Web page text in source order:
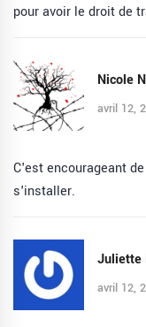
pour avoir le droit de
Nicole
avril 12,
C'est encourageant
s'installer.
Juliette
avril 12,